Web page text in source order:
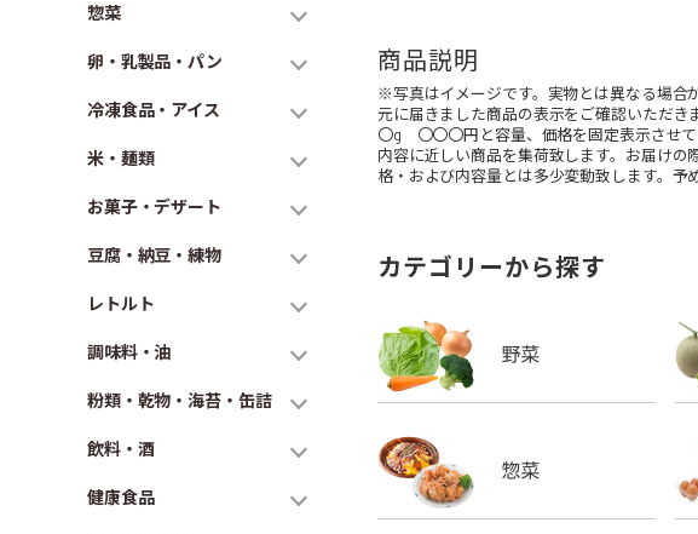
惣菜
卵・乳製品・パン
冷凍食品・アイス
米・麺類
お菓子・デザート
豆腐・納豆・練物
レトルト
調味料・油
粉類・乾物・海苔・缶詰
飲料・酒
健康食品
商品説明
※写真はイメージです。実物とは異なる場合
元に届きました商品の表示をご確認いただ
〇g 〇〇〇円と容量、価格を固定表示させ
内容に近しい商品を集荷致します。お届け
格・および内容量とは多少変動致します。予
カテゴリーから探す